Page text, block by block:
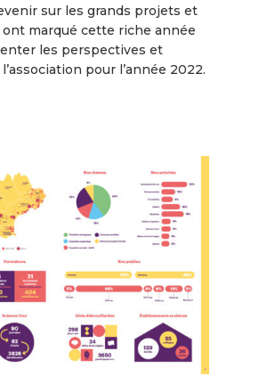
sur les grands projets et
marqué cette riche année
les perspectives et
pour l’année 2022.